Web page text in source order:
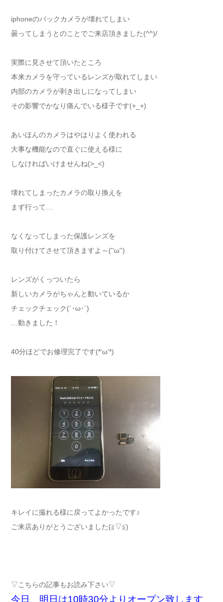
iphoneのバックカメラが壊れてしまい
曇ってしまうとのことでご来店頂きました(^^)/
実際に見させて頂いたところ
本来カメラを守っているレンズが取れてしまい
内部のカメラが剥き出しになってしまい
その影響でかなり痛んでいる様子です(+_+)
あいほんのカメラはやはりよく使われる
大事な機能なので直ぐに使える様に
しなければいけませんね(>_<)
壊れてしまったカメラの取り換えを
まず行って…
なくなってしまった保護レンズを
取り付けてさせて頂きますよ～(''ω'')
レンズがくっついたら
新しいカメラがちゃんと動いているか
チェックチェック(`･ω･´)
…動きました！
40分ほどでお修理完了です(*'ω'*)
キレイに撮れる様に戻ってよかったです♪
ご来店ありがとうございました(≧▽≦)
▽こちらの記事もお読み下さい▽
今日、明日は10時30分よりオープン致します